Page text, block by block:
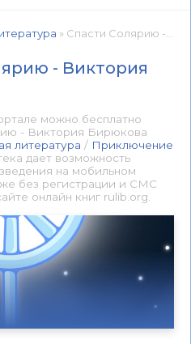
» Спасти Солярию - Виктория Бирюкова 📕 - Книга онлайн бесплатно
- Виктория
можно бесплатно
- Виктория Бирюкова
литература / Приключение
дает возможность
на мобильном
без регистрации и СМС
онлайн книг rulib.org.